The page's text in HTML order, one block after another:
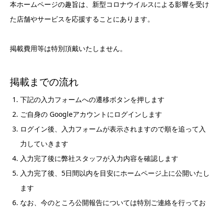
本ホームページの趣旨は、新型コロナウイルスによる影響を受け
た店舗やサービスを応援することにあります。
掲載費用等は特別頂戴いたしません。
掲載までの流れ
下記の入力フォームへの遷移ボタンを押します
ご自身の Googleアカウントにログインします
ログイン後、入力フォームが表示されますので順を追って入
力していきます
入力完了後に弊社スタッフが入力内容を確認します
入力完了後、5日間以内を目安にホームページ上に公開いたし
ます
なお、今のところ公開報告については特別ご連絡を行ってお